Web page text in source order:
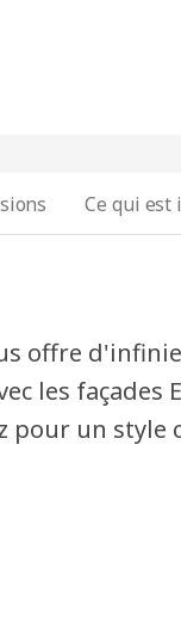
Ce qui est
offre
les façades
pour un style